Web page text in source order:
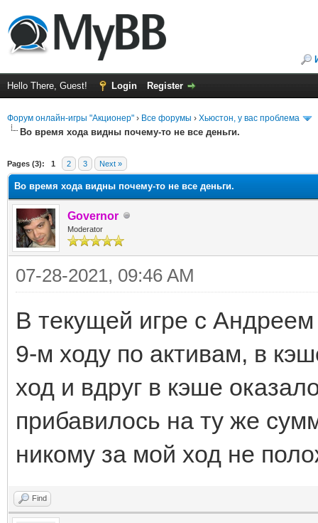
Hello There, Guest! Login Register
Форум онлайн-игры "Акционер" › Все форумы › Хьюстон, у вас проблема
Во время хода видны почему-то не все деньги.
Pages (3): 1 2 3 Next »
Во время хода видны почему-то не все деньги.
Governor
Moderator
07-28-2021, 09:46 AM
В текущей игре с
9-м ходу по активам, в
ход и вдруг в кэше
прибавилось на ту же
никому за мой ход не
Find